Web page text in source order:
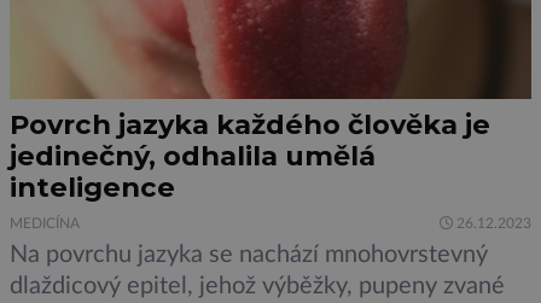
Povrch jazyka každého člověka je
jedinečný, odhalila umělá
inteligence
MEDICÍNA 26.12.2023
Na povrchu jazyka se nachází mnohovrstevný
dlaždicový epitel, jehož výběžky, pupeny zvané